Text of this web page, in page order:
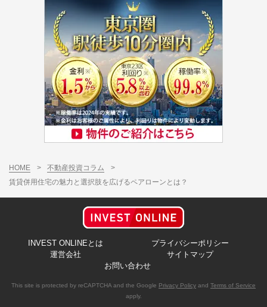
HOME > 不動産投資コラム
>
賃貸併用住宅の魅力と選択肢を広げるペアローンとは？
INVEST ONLINEとは
プライバシーポリシー
運営会社
サイトマップ
お問い合わせ
This site is protected by reCAPTCHA and the Google Privacy Policy and Terms of Service
apply.